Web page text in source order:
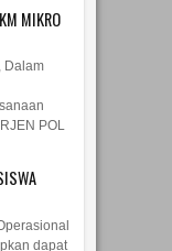
POL
dapat